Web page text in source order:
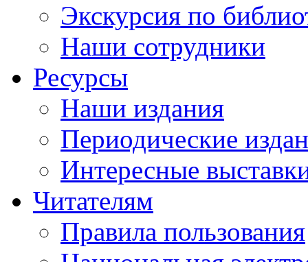
Экскурсия по
Наши сотрудники
Ресурсы
Наши издания
Периодические
Интересные
Читателям
Правила пользования